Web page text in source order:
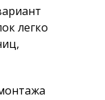
легко